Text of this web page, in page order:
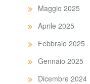
Maggio 2025
Aprile 2025
Febbraio 2025
Gennaio 2025
Dicembre 2024